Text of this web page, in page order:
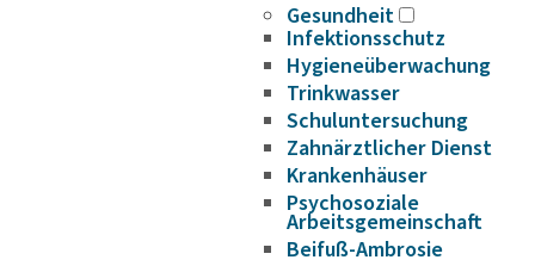
Gesundheit
Infektionsschutz
Hygieneüberwachung
Trinkwasser
Schuluntersuchung
Zahnärztlicher Dienst
Krankenhäuser
Psychosoziale
Arbeitsgemeinschaft
Beifuß-Ambrosie